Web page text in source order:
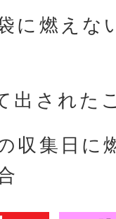
に燃えな
出された
収集日に